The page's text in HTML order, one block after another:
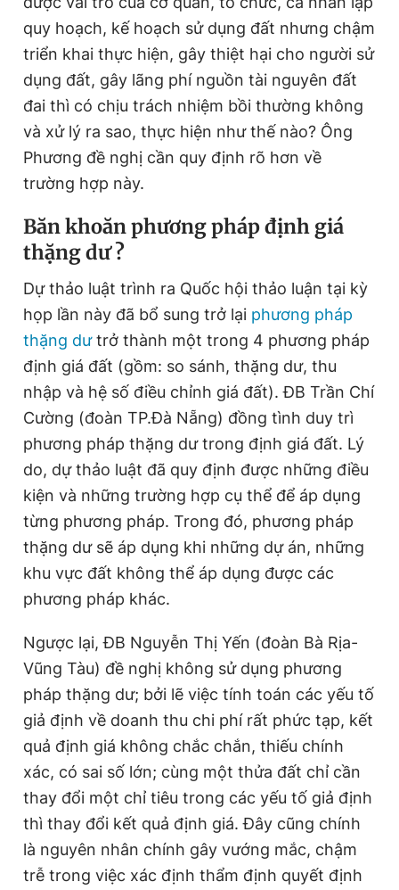
m
e
quy hoạch, kế hoạch sử dụng đất nhưng chậm
triển khai thực hiện, gây thiệt hại cho người sử
dụng đất, gây lãng phí nguồn tài nguyên đất
đai thì có chịu trách nhiệm bồi thường không
và xử lý ra sao, thực hiện như thế nào? Ông
Phương đề nghị cần quy định rõ hơn về
trường hợp này.
Băn khoăn phương pháp định giá
thặng dư ?
Dự thảo luật trình ra Quốc hội thảo luận tại kỳ
họp lần này đã bổ sung trở lại phương pháp
thặng dưtrở thành một trong 4 phương pháp
định giá đất (gồm: so sánh, thặng dư, thu
nhập và hệ số điều chỉnh giá đất). ĐB Trần Chí
Cường (đoàn TP.Đà Nẵng) đồng tình duy trì
phương pháp thặng dư trong định giá đất. Lý
do, dự thảo luật đã quy định được những điều
kiện và những trường hợp cụ thể để áp dụng
từng phương pháp. Trong đó, phương pháp
thặng dư sẽ áp dụng khi những dự án, những
khu vực đất không thể áp dụng được các
phương pháp khác.
Ngược lại, ĐB Nguyễn Thị Yến (đoàn Bà Rịa-
Vũng Tàu) đề nghị không sử dụng phương
pháp thặng dư; bởi lẽ việc tính toán các yếu tố
giả định về doanh thu chi phí rất phức tạp, kết
quả định giá không chắc chắn, thiếu chính
xác, có sai số lớn; cùng một thửa đất chỉ cần
thay đổi một chỉ tiêu trong các yếu tố giả định
thì thay đổi kết quả định giá. Đây cũng chính
là nguyên nhân chính gây vướng mắc, chậm
trễ trong việc xác định thẩm định quyết định